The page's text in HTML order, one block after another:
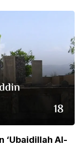
‘Ubaidillah Al-